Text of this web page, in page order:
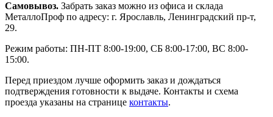
Самовывоз. Забрать заказ можно из офиса и склада
МеталлоПроф по адресу: г. Ярославль, Ленинградский пр-т,
29.
Режим работы: ПН-ПТ 8:00-19:00, СБ 8:00-17:00, ВС 8:00-
15:00.
Перед приездом лучше оформить заказ и дождаться
подтверждения готовности к выдаче. Контакты и схема
проезда указаны на странице контакты.